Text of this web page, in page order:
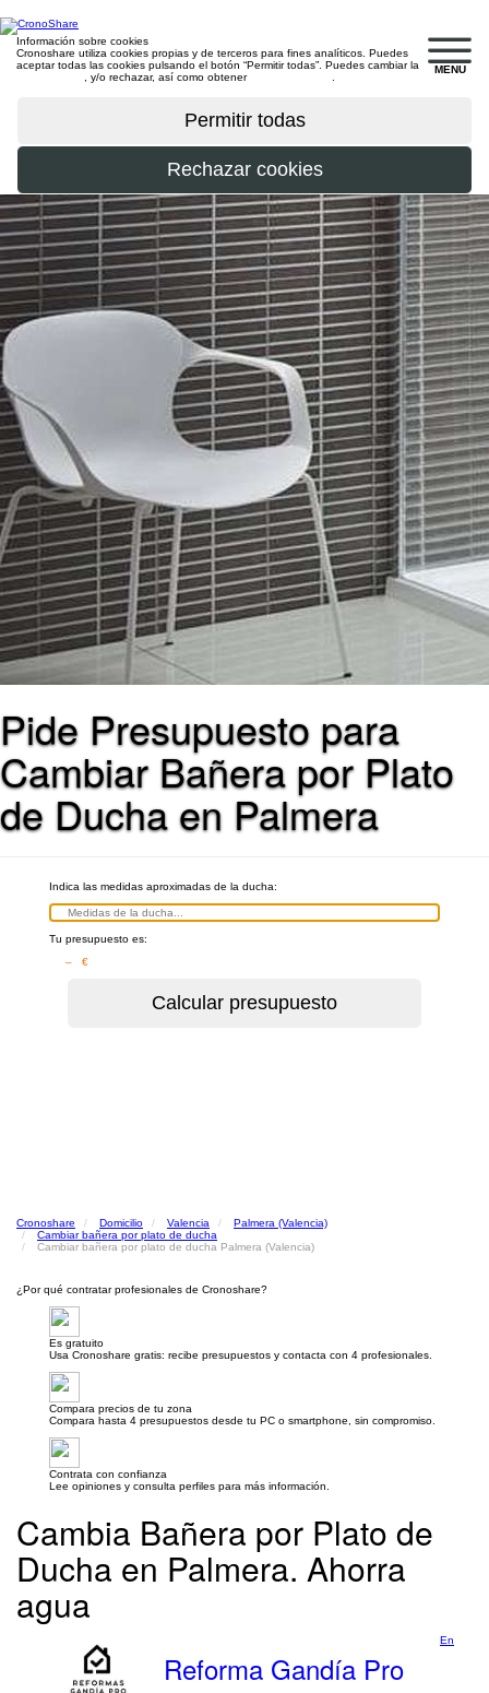
MENU
Información sobre cookies
Cronoshare utiliza cookies propias y de terceros para fines analíticos. Puedes
aceptar todas las cookies pulsando el botón “Permitir todas”. Puedes cambiar la
, y/o rechazar, así como obtener
Pide Presupuesto para
Cambiar Bañera por Plato
de Ducha en Palmera
Indica las medidas aproximadas de la ducha:
Tu presupuesto es:
– €
Cronoshare Domicilio Valencia
Palmera (Valencia)
Cambiar bañera por plato de ducha
Cambiar bañera por plato de ducha Palmera (Valencia)
¿Por qué contratar profesionales de Cronoshare?
Es gratuito
Usa Cronoshare gratis: recibe presupuestos y contacta con 4 profesionales.
Compara precios de tu zona
Compara hasta 4 presupuestos desde tu PC o smartphone, sin compromiso.
Contrata con confianza
Lee opiniones y consulta perfiles para más información.
Cambia Bañera por Plato de
Ducha en Palmera. Ahorra
agua
Reforma Gandía Pro
En